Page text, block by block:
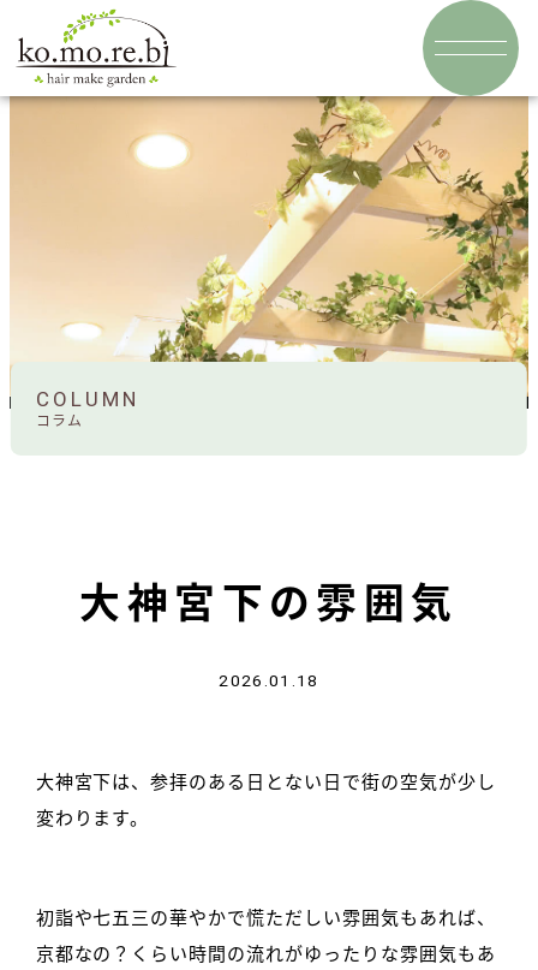
COLUMN
コラム
大神宮下の雰囲気
2026.01.18
大神宮下は、参拝のある日とない日で街の空気が少し
変わります。
初詣や七五三の華やかで慌ただしい雰囲気もあれば、
京都なの？くらい時間の流れがゆったりな雰囲気もあ